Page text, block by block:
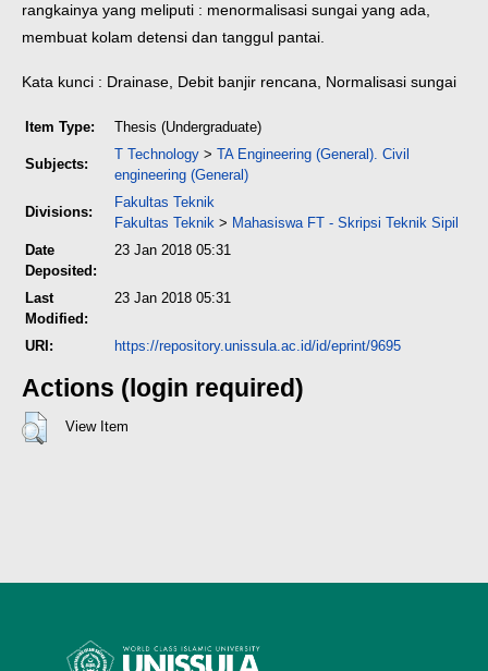
rangkainya yang meliputi : menormalisasi sungai yang ada,
membuat kolam detensi dan tanggul pantai.
Kata kunci : Drainase, Debit banjir rencana, Normalisasi sungai
Item Type: Thesis (Undergraduate)
Subjects:
T Technology > TA Engineering (General). Civil
engineering (General)
Divisions:
Fakultas Teknik
Fakultas Teknik > Mahasiswa FT - Skripsi Teknik Sipil
Date
Deposited:
23 Jan 2018 05:31
Last
Modified:
23 Jan 2018 05:31
URI: https://repository.unissula.ac.id/id/eprint/9695
Actions (login required)
View Item